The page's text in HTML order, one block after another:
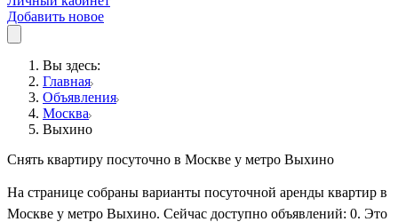
Добавить новое
Вы здесь:
Главная
Объявления
Москва
Выхино
Снять квартиру посуточно в Москве у метро Выхино
На странице собраны варианты посуточной аренды квартир в
Москве у метро Выхино. Сейчас доступно объявлений: 0. Это